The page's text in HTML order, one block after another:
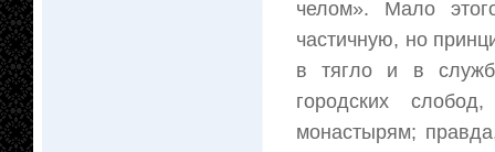
челом». Мало
частичную, но
в тягло и в
городских
монастырям;